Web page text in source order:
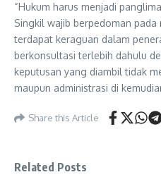
“Hukum harus menjadi
Singkil wajib berpedoman pada
terdapat keraguan dalam
berkonsultasi terlebih dahulu
keputusan yang diambil tidak
maupun administrasi di
Share this Article
Related Posts